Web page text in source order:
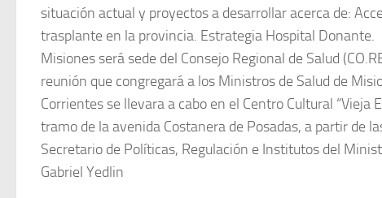
situación actual y proyectos a desarrollar acerca de:
trasplante en la provincia. Estrategia Hospital Donante.
Misiones será sede del Consejo Regional de Salud
reunión que congregará a los Ministros de Salud de
Corrientes se llevara a cabo en el Centro Cultural “Vieja
tramo de la avenida Costanera de Posadas, a partir de
Secretario de Políticas, Regulación e Institutos del
Gabriel Yedlin